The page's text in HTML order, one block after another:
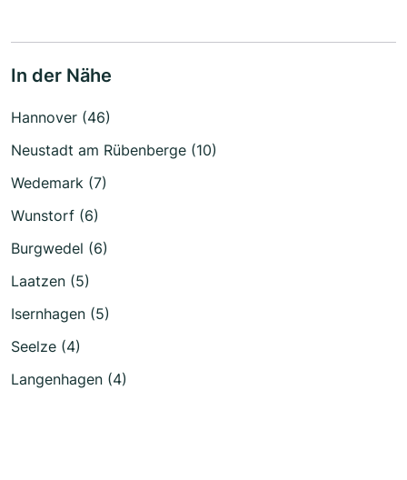
In der Nähe
Hannover (46)
Neustadt am Rübenberge (10)
Wedemark (7)
Wunstorf (6)
Burgwedel (6)
Laatzen (5)
Isernhagen (5)
Seelze (4)
Langenhagen (4)